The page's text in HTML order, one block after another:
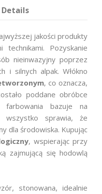
jakości produkty
technikami. Pozyskanie
nieinwazyjny poprzez
i silnych alpak. Włókno
, co oznacza,
poddane obróbce
bazuje na
wszystko sprawia, że
dla środowiska. Kupując
, wspierając przy
zajmującą się hodowlą
stonowana, idealnie